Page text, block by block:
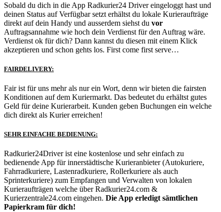
Sobald du dich in die App Radkurier24 Driver eingeloggt hast und
deinen Status auf Verfügbar setzt erhältst du lokale Kurieraufträge
direkt auf dein Handy und ausserdem siehst du vor
Auftragsannahme wie hoch dein Verdienst für den Auftrag wäre.
Verdienst ok für dich? Dann kannst du diesen mit einem Klick
akzeptieren und schon gehts los. First come first serve…
FAIRDELIVERY:
Fair ist für uns mehr als nur ein Wort, denn wir bieten die fairsten
Konditionen auf dem Kuriermarkt. Das bedeutet du erhältst gutes
Geld für deine Kurierarbeit. Kunden geben Buchungen ein welche
dich direkt als Kurier erreichen!
SEHR EINFACHE BEDIENUNG:
Radkurier24Driver ist eine kostenlose und sehr einfach zu
bedienende App für innerstädtische Kurieranbieter (Autokuriere,
Fahrradkuriere, Lastenradkuriere, Rollerkuriere als auch
Sprinterkuriere) zum Empfangen und Verwalten von lokalen
Kurieraufträgen welche über Radkurier24.com &
Kurierzentrale24.com eingehen. Die App erledigt sämtlichen
Papierkram für dich!